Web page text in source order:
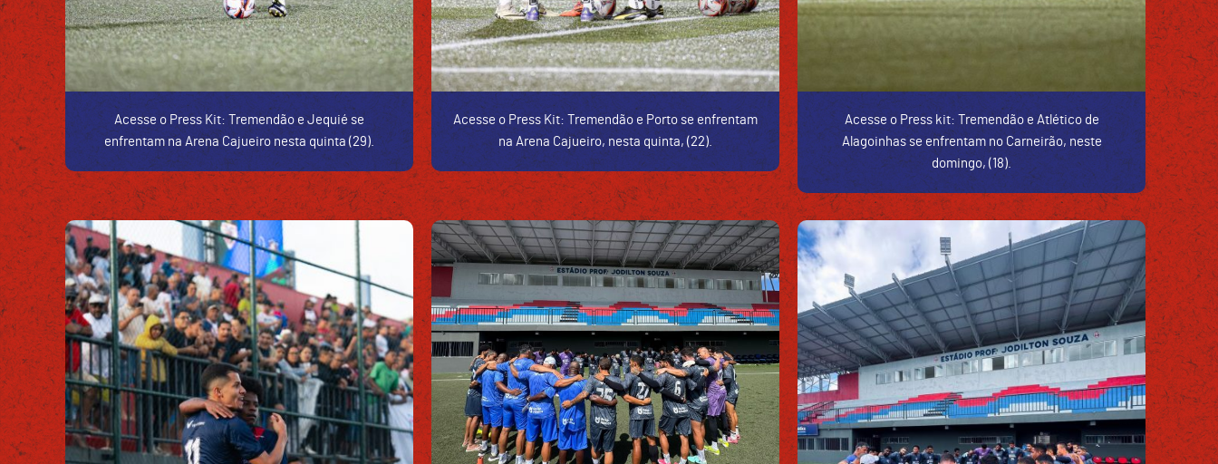
Acesse o Press Kit: Tremendão e Jequié se
enfrentam na Arena Cajueiro nesta quinta (29).
Acesse o Press Kit: Tremendão e Porto se enfrentam
na Arena Cajueiro, nesta quinta, (22).
Acesse o Press kit: Tremendão e Atlético de
Alagoinhas se enfrentam no Carneirão, neste
domingo, (18).